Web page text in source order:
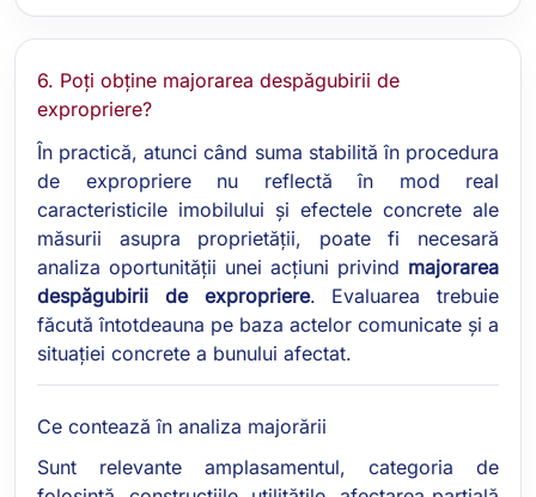
6. Poți obține majorarea despăgubirii de
expropriere?
În practică, atunci când suma stabilită în procedura
de expropriere nu reflectă în mod real
caracteristicile imobilului și efectele concrete ale
măsurii asupra proprietății, poate fi necesară
analiza oportunității unei acțiuni privind majorarea
despăgubirii de expropriere. Evaluarea trebuie
făcută întotdeauna pe baza actelor comunicate și a
situației concrete a bunului afectat.
Ce contează în analiza majorării
Sunt relevante amplasamentul, categoria de